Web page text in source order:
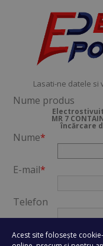
Acest site folosește
Lasati-ne datele si
Nume produs
MR 7
încărcare
Nume*
E-mail*
Telefon
Oras*